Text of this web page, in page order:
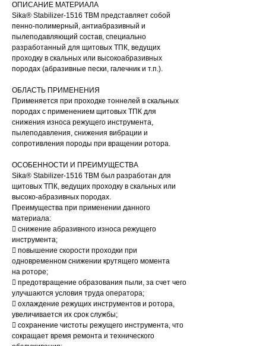
ОПИСАНИЕ МАТЕРИАЛА
Sika® Stabilizer-1516 TBM представляет собой
пенно-полимерный, антиабразивный и
пылеподавляющий состав, специально
разработанный для щитовых ТПК, ведущих
проходку в скальных или высокоабразивных
породах (абразивные пески, галечник и т.п.).
ОБЛАСТЬ ПРИМЕНЕНИЯ
Применяется при проходке тоннелей в скальных
породах с применением щитовых ТПК для
снижения износа режущего инструмента,
пылеподавления, снижения вибрации и
сопротивления породы при вращении ротора.
ОСОБЕННОСТИ И ПРЕИМУЩЕСТВА
Sika® Stabilizer-1516 TBM был разработан для
щитовых ТПК, ведущих проходку в скальных или
высоко-абразивных породах.
Преимущества при применении данного
материала:
 снижение абразивного износа режущего
инструмента;
 повышение скорости проходки при
одновременном снижении крутящего момента
на роторе;
 предотвращение образования пыли, за счет чего
улучшаются условия труда оператора;
 охлаждение режущих инструментов и ротора,
увеличивается их срок службы;
 сохранение чистоты режущего инструмента, что
сокращает время ремонта и технического